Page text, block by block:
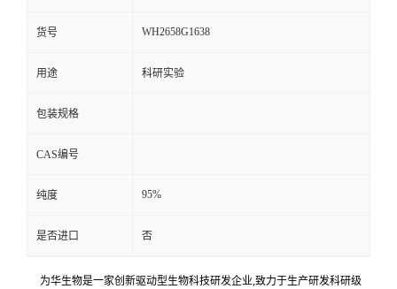
货号 WH2658G1638
用途 科研实验
包装规格
CAS编号
纯度 95%
是否进口 否
为华生物是一家创新驱动型生物科技研发企业,致力于生产研发科研级